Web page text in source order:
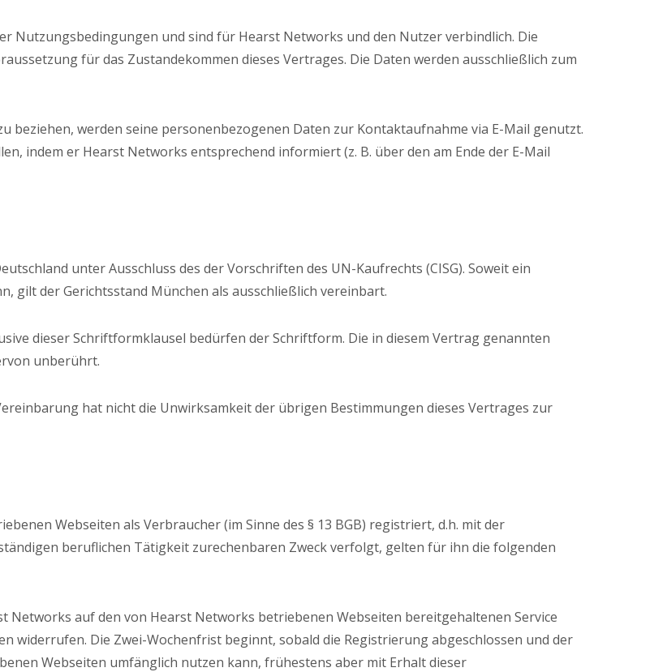
Nutzungsbedingungen und sind für Hearst Networks und den Nutzer verbindlich. Die
für das Zustandekommen dieses Vertrages. Die Daten werden ausschließlich zum
beziehen, werden seine personenbezogenen Daten zur Kontaktaufnahme via E-Mail genutzt.
indem er Hearst Networks entsprechend informiert (z. B. über den am Ende der E-Mail
unter Ausschluss des der Vorschriften des UN-Kaufrechts (CISG). Soweit ein
gilt der Gerichtsstand München als ausschließlich vereinbart.
dieser Schriftformklausel bedürfen der Schriftform. Die in diesem Vertrag genannten
unberührt.
hat nicht die Unwirksamkeit der übrigen Bestimmungen dieses Vertrages zur
Webseiten als Verbraucher (im Sinne des § 13 BGB) registriert, d.h. mit der
beruflichen Tätigkeit zurechenbaren Zweck verfolgt, gelten für ihn die folgenden
Networks auf den von Hearst Networks betriebenen Webseiten bereitgehaltenen Service
widerrufen. Die Zwei-Wochenfrist beginnt, sobald die Registrierung abgeschlossen und der
Webseiten umfänglich nutzen kann, frühestens aber mit Erhalt dieser